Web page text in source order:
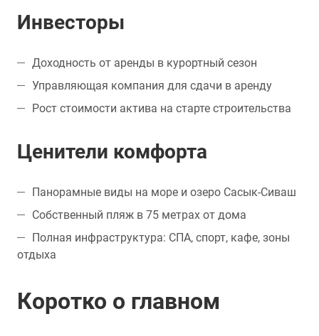
Инвесторы
Доходность от аренды в курортный сезон
Управляющая компания для сдачи в аренду
Рост стоимости актива на старте строительства
Ценители комфорта
Панорамные виды на море и озеро Сасык-Сиваш
Собственный пляж в 75 метрах от дома
Полная инфраструктура: СПА, спорт, кафе, зоны
отдыха
Коротко о главном